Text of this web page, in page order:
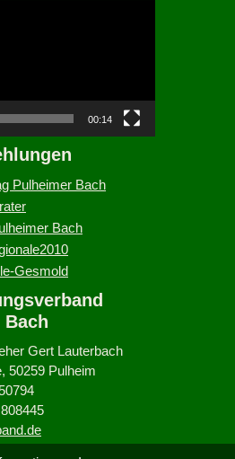
00:14
Pulheimer Bach
Bach
Gesmold
Bach
Gert Lauterbach
50259 Pulheim